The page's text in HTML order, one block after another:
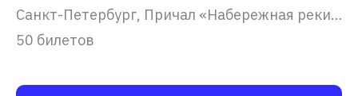
Санкт-Петербург, Причал «Набережная реки Фонтанки, 53»
50 билетов